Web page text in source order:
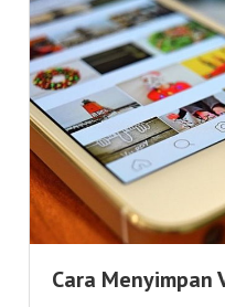
Cara Menyimpan